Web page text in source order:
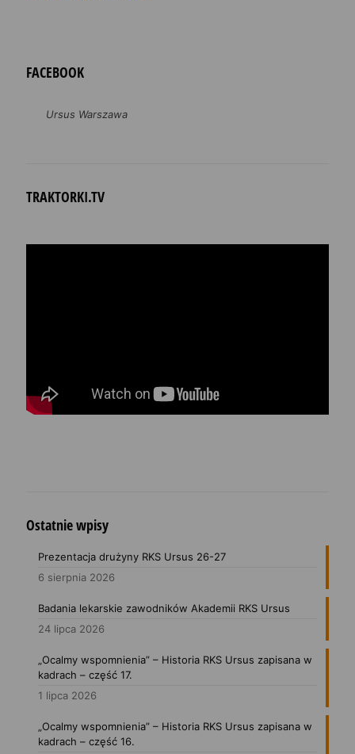
FACEBOOK
Ursus Warszawa
TRAKTORKI.TV
Ostatnie wpisy
Prezentacja drużyny RKS Ursus 26-27
6 sierpnia 2026
Badania lekarskie zawodników Akademii RKS Ursus
24 lipca 2026
„Ocalmy wspomnienia” – Historia RKS Ursus zapisana w
kadrach – część 17.
1 lipca 2026
„Ocalmy wspomnienia” – Historia RKS Ursus zapisana w
kadrach – część 16.